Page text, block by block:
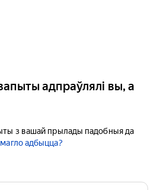
адпраўлялі вы, а
з вашай прылады падобныя да
адбыцца?